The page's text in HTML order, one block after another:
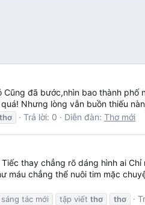
Cũng đã bước,nhìn bao thành
Nhưng lòng vẫn buồn thiếu
thơ Trả lời: 0 Diễn đàn: Thơ mới
thay chẳng rõ dáng hình ai
máu chẳng thể nuôi tim mặc
sáng tác mới tập viết thơ thơ